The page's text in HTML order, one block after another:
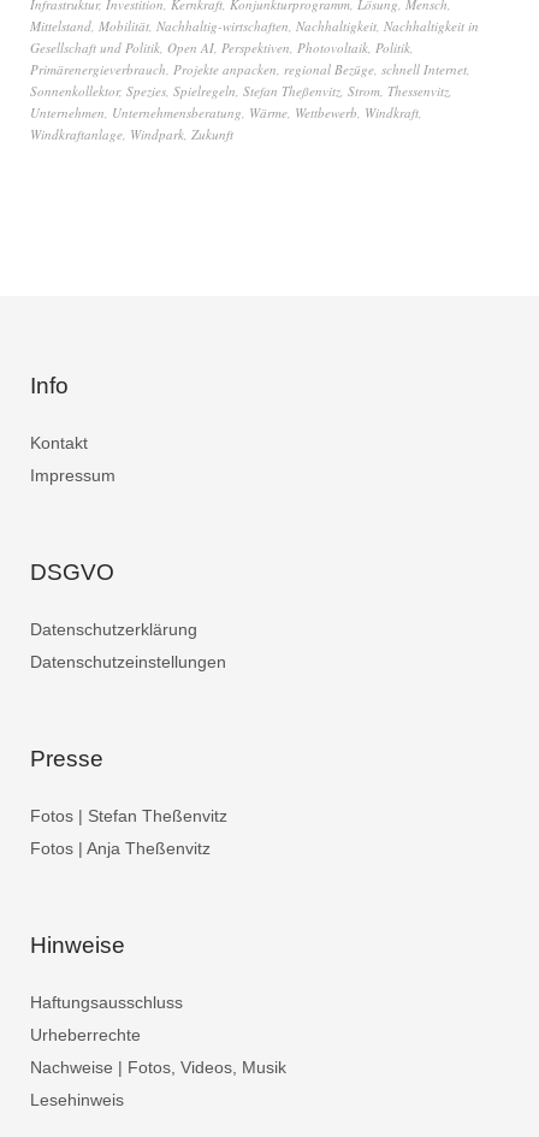
Infrastruktur, Investition, Kernkraft, Konjunkturprogramm, Lösung, Mensch,
Mittelstand, Mobilität, Nachhaltig-wirtschaften, Nachhaltigkeit, Nachhaltigkeit in
Gesellschaft und Politik, Open AI, Perspektiven, Photovoltaik, Politik,
Primärenergieverbrauch, Projekte anpacken, regional Bezüge, schnell Internet,
Sonnenkollektor, Spezies, Spielregeln, Stefan Theßenvitz, Strom, Thessenvitz,
Unternehmen, Unternehmensberatung, Wärme, Wettbewerb, Windkraft,
Windkraftanlage, Windpark, Zukunft
Info
Kontakt
Impressum
DSGVO
Datenschutzerklärung
Datenschutzeinstellungen
Presse
Fotos | Stefan Theßenvitz
Fotos | Anja Theßenvitz
Hinweise
Haftungsausschluss
Urheberrechte
Nachweise | Fotos, Videos, Musik
Lesehinweis